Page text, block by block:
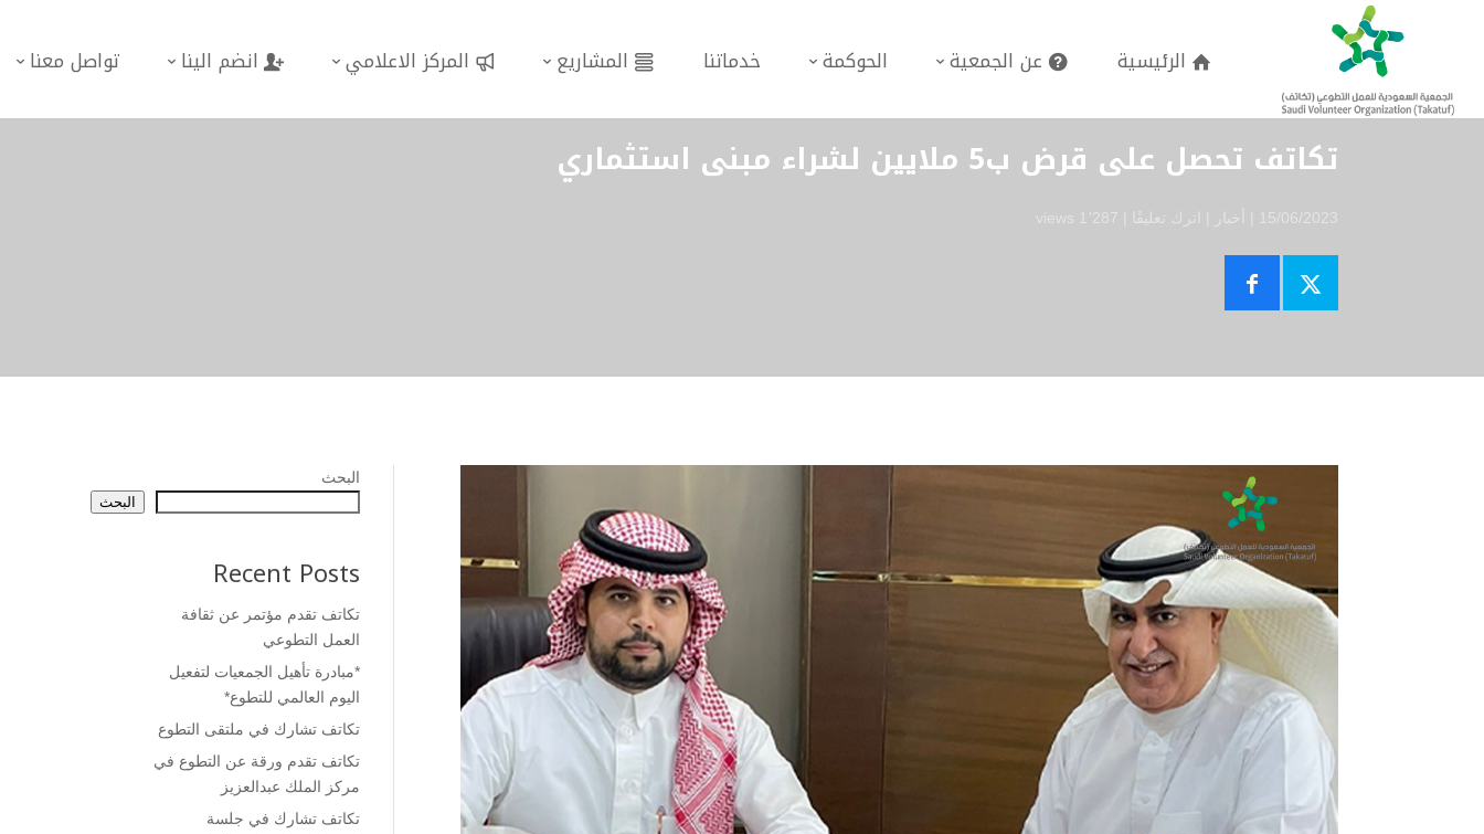
الرئيسية عن الجمعية الحوكمة خدماتنا المشاريع المركز الاعلامي انضم الينا تواصل معنا
تكاتف تحصل على قرض ب5 ملايين لشراء مبنى استثماري
15/06/2023 | أخبار اترك تعليقًا 1٬287 views
البحث
البحث
Recent Posts
تكاتف تقدم مؤتمر عن ثقافة
العمل التطوعي
*مبادرة تأهيل الجمعيات لتفعيل
اليوم العالمي للتطوع*
تكاتف تشارك في ملتقى التطوع
تكاتف تقدم ورقة عن التطوع في
مركز الملك عبدالعزيز
تكاتف تشارك في جلسة